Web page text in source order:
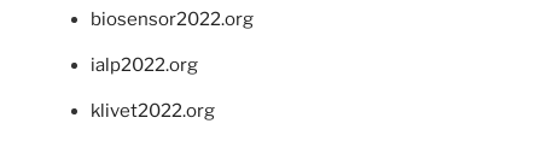
biosensor2022.org
ialp2022.org
klivet2022.org